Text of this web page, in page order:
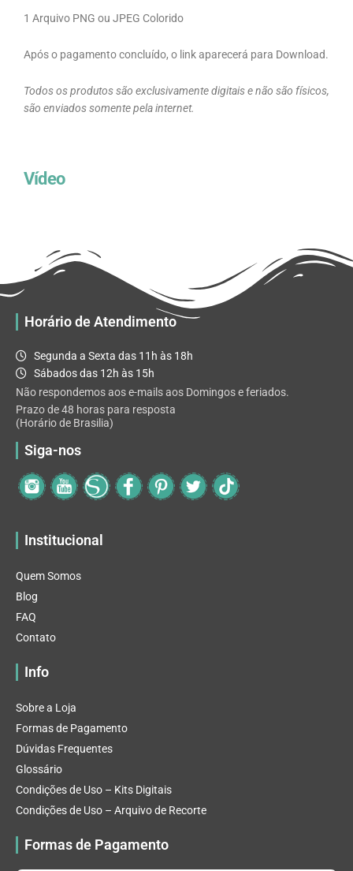
1 Arquivo PNG ou JPEG Colorido
Após o pagamento concluído, o link aparecerá para Download.
Todos os produtos são exclusivamente digitais e não são físicos,
são enviados somente pela internet.
Vídeo
Horário de Atendimento
Segunda a Sexta das 11h às 18h
Sábados das 12h às 15h
Não respondemos aos e-mails aos Domingos e feriados.
Prazo de 48 horas para resposta
(Horário de Brasilia)
Siga-nos
Institucional
Quem Somos
Blog
FAQ
Contato
Info
Sobre a Loja
Formas de Pagamento
Dúvidas Frequentes
Glossário
Condições de Uso – Kits Digitais
Condições de Uso – Arquivo de Recorte
Formas de Pagamento